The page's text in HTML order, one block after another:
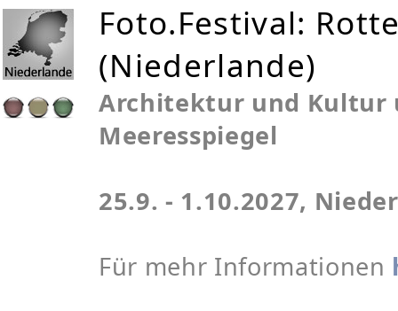
Foto.Festival:
(Niederlande)
Architektur und Kultur
Meeresspiegel
25.9. - 1.10.2027,
Für mehr Informationen